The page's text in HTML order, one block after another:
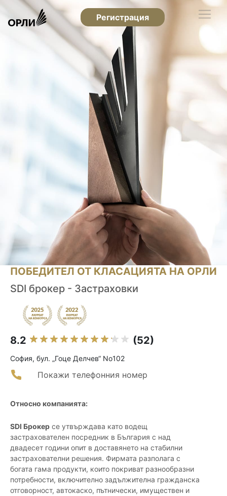
Регистрация
ПОБЕДИТЕЛ ОТ КЛАСАЦИЯТА НА ОРЛИ
SDI брокер - Застраховки
8.2 (52)
София, бул. „Гоце Делчев“ No102
Покажи телефонния номер
Относно компанията:
SDI Брокер се утвърждава като водещ
застрахователен посредник в България с над
двадесет години опит в доставянето на стабилни
застрахователни решения. Фирмата разполага с
богата гама продукти, които покриват разнообразни
потребности, включително задължителна гражданска
отговорност, автокаско, пътнически, имуществен и